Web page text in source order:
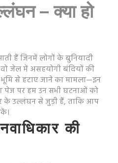
– क्या हो
हैं जिनमें लोगों के बुनियादी
जेल में असहयोगी बंदियों की
भूमि से हटाए जाने का मामला—इन
पेज पर हम उन सभी घटनाओं को
के उल्लंघन से जुड़ी हैं, ताकि आप
की